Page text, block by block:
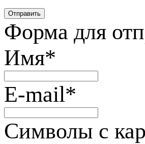
Форма для
Имя*
E-mail*
Символы с